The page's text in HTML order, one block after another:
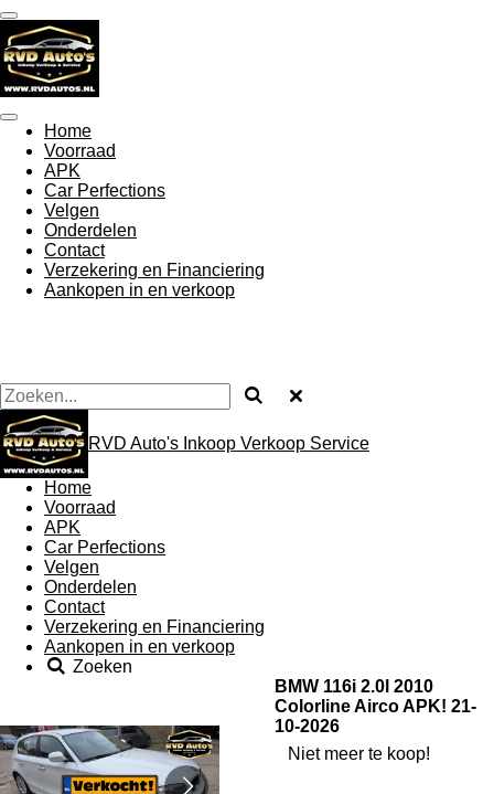
Ga
direct
naar
de
hoofdinhoud
Home
Voorraad
APK
Car Perfections
Velgen
Onderdelen
Contact
Verzekering en Financiering
Aankopen in en verkoop
RVD Auto's Inkoop Verkoop Service
Home
Voorraad
APK
Car Perfections
Velgen
Onderdelen
Contact
Verzekering en Financiering
Aankopen in en verkoop
Zoeken
BMW 116i 2.0l 2010
Colorline Airco APK! 21-
10-2026
Niet meer te koop!